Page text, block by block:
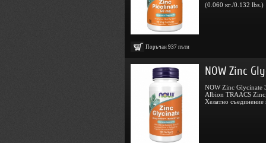
В тази категория може да бъде
дозиране спрямо индивидуалните
Поръчан 937 пъти
(0.060 кг./0.132 lbs.)
NOW Zinc
NOW Zinc Glycinate
Albion TRAACS
Хелатно